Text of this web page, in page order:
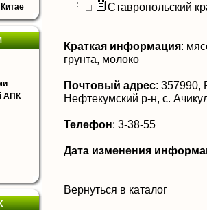
АПК
Ставропольский
Краткая информация:
грунта, молоко
Почтовый адрес: 357990,
Нефтекумский р-н, с.
Телефон: 3-38-55
Дата изменения
Вернуться в каталог